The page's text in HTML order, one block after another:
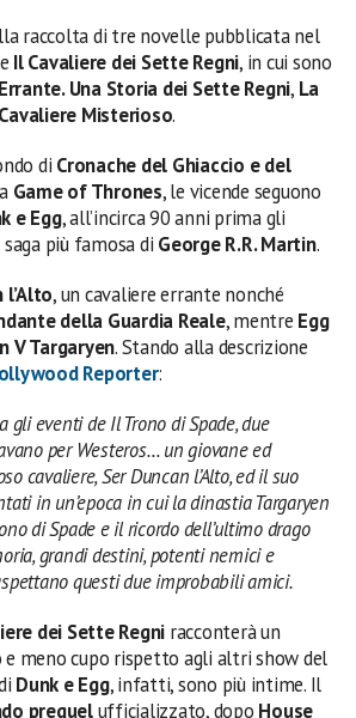
raccolta di tre novelle pubblicata nel
Il Cavaliere dei Sette Regni, in cui sono
Una Storia dei Sette Regni, La
Misterioso.
di Cronache del Ghiaccio e del
Game of Thrones, le vicende seguono
e Egg, all’incirca 90 anni prima gli
più famosa di George R.R. Martin.
l’Alto, un cavaliere errante nonché
della Guardia Reale, mentre Egg
V Targaryen. Stando alla descrizione
Reporter:
gli eventi de Il Trono di Spade, due
per Westeros… un giovane ed
cavaliere, Ser Duncan l’Alto, ed il suo
in un’epoca in cui la dinastia Targaryen
di Spade e il ricordo dell’ultimo drago
grandi destini, potenti nemici e
questi due improbabili amici.
dei Sette Regni racconterà un
meno cupo rispetto agli altri show del
Dunk e Egg, infatti, sono più intime. Il
prequelufficializzato, dopo House